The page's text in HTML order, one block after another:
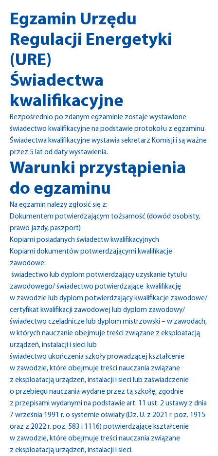
Egzamin Urzędu
Regulacji Energetyki
(URE)
Świadectwa
kwalifikacyjne
Bezpośrednio po zdanym egzaminie zostaje wystawione
świadectwo kwalifikacyjne na podstawie protokołu z egzaminu.
Świadectwa kwalifikacyjne wystawia sekretarz Komisji i są ważne
przez 5 lat od daty wystawienia.
Warunki przystąpienia
do egzaminu
Na egzamin należy zgłosić się z:
Dokumentem potwierdzającym tożsamość (dowód osobisty,
prawo jazdy, paszport)
Kopiami posiadanych świadectw kwalifikacyjnych
Kopiami dokumentów potwierdzającymi kwalifikacje
zawodowe:
świadectwo lub dyplom potwierdzający uzyskanie tytułu
zawodowego/ świadectwo potwierdzające kwalifikację
w zawodzie lub dyplom potwierdzający kwalifikacje zawodowe/
certyfikat kwalifikacji zawodowej lub dyplom zawodowy/
świadectwo czeladnicze lub dyplom mistrzowski – w zawodach,
w których nauczanie obejmuje treści związane z eksploatacją
urządzeń, instalacji i sieci lub
świadectwo ukończenia szkoły prowadzącej kształcenie
w zawodzie, które obejmuje treści nauczania związane
z eksploatacją urządzeń, instalacji i sieci lub zaświadczenie
o przebiegu nauczania wydane przez tą szkołę, zgodnie
z przepisami wydanymi na podstawie art. 11 ust. 2 ustawy z dnia
7 września 1991 r. o systemie oświaty (Dz. U. z 2021 r. poz. 1915
oraz z 2022 r. poz. 583 i 1116) potwierdzające kształcenie
w zawodzie, które obejmuje treści nauczania związane
z eksploatacją urządzeń, instalacji i sieci.